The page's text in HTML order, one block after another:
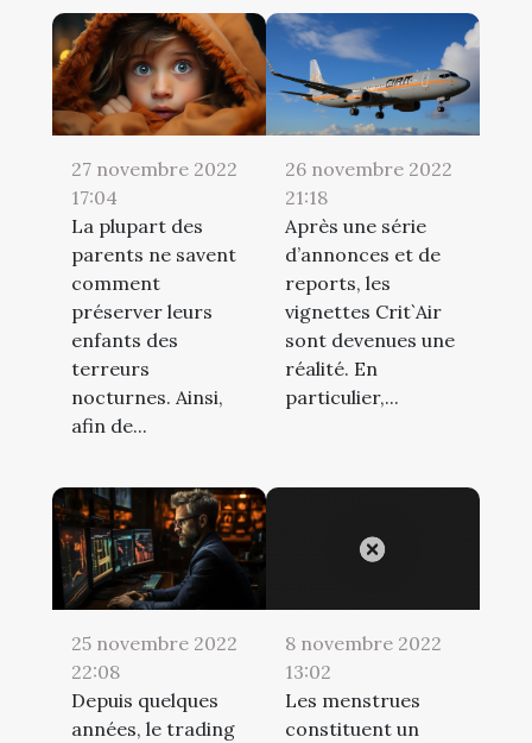
27 novembre 2022
17:04
La plupart des
parents ne savent
comment
préserver leurs
enfants des
terreurs
nocturnes. Ainsi,
afin de...
26 novembre 2022
21:18
Après une série
d’annonces et de
reports, les
vignettes Crit`Air
sont devenues une
réalité. En
particulier,...
25 novembre 2022
22:08
Depuis quelques
années, le trading
8 novembre 2022
13:02
Les menstrues
constituent un